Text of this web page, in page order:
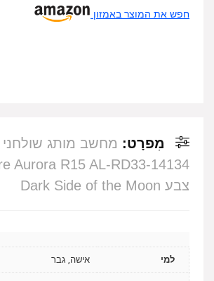
חפש את המוצר באמזון
מִפרָט:
צבע Dark Side of the Moon
למי אישה, גבר